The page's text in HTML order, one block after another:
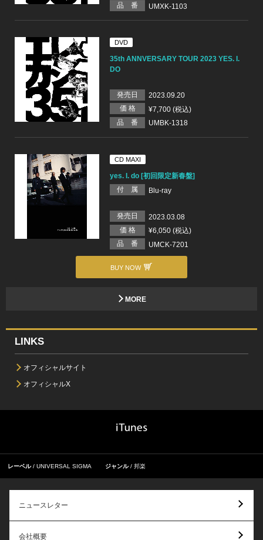
品 番
UMXK-1103
DVD
35th ANNVERSARY TOUR 2023 YES. I.
DO
発売日
2023.09.20
価 格
¥7,700 (税込)
品 番
UMBK-1318
CD MAXI
yes. I. do [初回限定新春盤]
付 属
Blu-ray
発売日
2023.03.08
価 格
¥6,050 (税込)
品 番
UMCK-7201
BUY NOW
MORE
LINKS
オフィシャルサイト
オフィシャルX
レーベル UNIVERSAL SIGMA ジャンル 邦楽
ニュースレター
会社概要